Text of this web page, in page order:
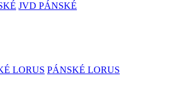
JVD PÁNSKÉ
LORUS PÁNSKÉ LORUS